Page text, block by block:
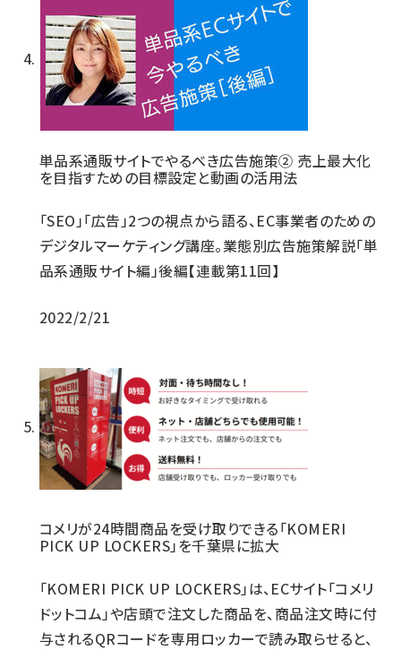
単品系通販サイトでやるべき広告施策② 売上最大化
を目指すための目標設定と動画の活用法
「SEO」「広告」2つの視点から語る、EC事業者のための
デジタルマーケティング講座。業態別広告施策解説「単
品系通販サイト編」後編【連載第11回】
2022/2/21
コメリが24時間商品を受け取りできる「KOMERI
PICK UP LOCKERS」を千葉県に拡大
「KOMERI PICK UP LOCKERS」は、ECサイト「コメリ
ドットコム」や店頭で注文した商品を、商品注文時に付
与されるQRコードを専用ロッカーで読み取らせると、